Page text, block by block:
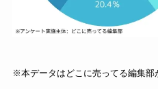
※本データはどこに売ってる編集部